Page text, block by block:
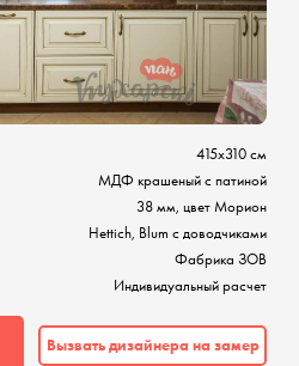
415х310 см
МДФ крашеный с патиной
38 мм, цвет Морион
Hettich, Blum с доводчиками
Фабрика ЗОВ
Индивидуальный расчет
Вызвать дизайнера на замер